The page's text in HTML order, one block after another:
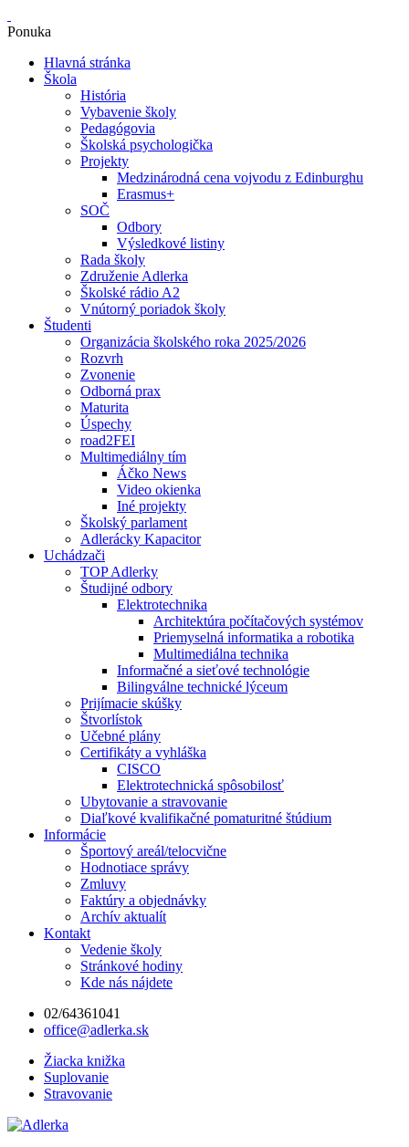
Ponuka
Hlavná stránka
Škola
História
Vybavenie školy
Pedagógovia
Školská psychologička
Projekty
Medzinárodná cena vojvodu z Edinburghu
Erasmus+
SOČ
Odbory
Výsledkové listiny
Rada školy
Združenie Adlerka
Školské rádio A2
Vnútorný poriadok školy
Študenti
Organizácia školského roka 2025/2026
Rozvrh
Zvonenie
Odborná prax
Maturita
Úspechy
road2FEI
Multimediálny tím
Áčko News
Video okienka
Iné projekty
Školský parlament
Adlerácky Kapacitor
Uchádzači
TOP Adlerky
Študijné odbory
Elektrotechnika
Architektúra počítačových systémov
Priemyselná informatika a robotika
Multimediálna technika
Informačné a sieťové technológie
Bilingválne technické lýceum
Prijímacie skúšky
Štvorlístok
Učebné plány
Certifikáty a vyhláška
CISCO
Elektrotechnická spôsobilosť
Ubytovanie a stravovanie
Diaľkové kvalifikačné pomaturitné štúdium
Informácie
Športový areál/telocvične
Hodnotiace správy
Zmluvy
Faktúry a objednávky
Archív aktualít
Kontakt
Vedenie školy
Stránkové hodiny
Kde nás nájdete
02/64361041
office@adlerka.sk
Žiacka knižka
Suplovanie
Stravovanie